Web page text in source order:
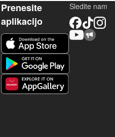
Prenesite
aplikacijo
Sledite nam